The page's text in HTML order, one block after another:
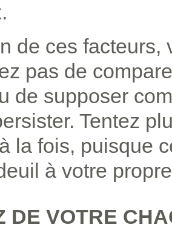
de ces facteurs,
pas de
de supposer
Tentez
la fois, puisque
à votre
DE VOTRE